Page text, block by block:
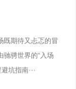
既期待又忐忑的冒
驰骋世界的“入场
坑指南···